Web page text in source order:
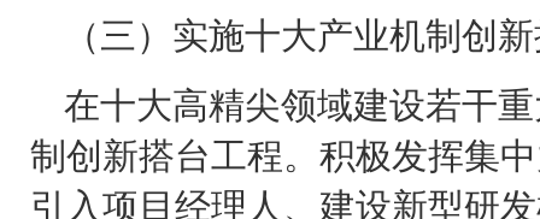
（三）实施十大产业机制创
在十大高精尖领域建设若干
制创新搭台工程。积极发挥集
引入项目经理人、建设新型研